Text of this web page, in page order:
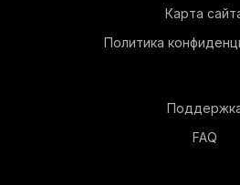
Карта
Политика
FAQ